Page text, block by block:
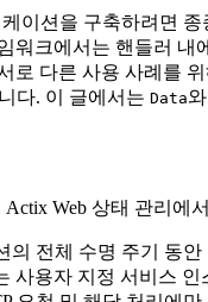
이션을 구축하려면
워크에서는 핸들러
로 다른 사용 사례를
다. 이 글에서는 Data와
Web 상태 관리
의 전체 수명 주기 동
사용자 지정 서비스